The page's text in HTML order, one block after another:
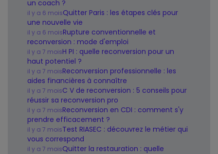
un coach ?
il y a 6 moisQuitter Paris : les étapes clés pour
une nouvelle vie
il y a 6 moisRupture conventionnelle et
reconversion : mode d'emploi
il y a 7 moisH PI : quelle reconversion pour un
haut potentiel ?
il y a 7 moisReconversion professionnelle : les
aides financières à connaître
il y a 7 moisC V de reconversion : 5 conseils pour
réussir sa reconversion pro
il y a 7 moisReconversion en CDI : comment s'y
prendre efficacement ?
il y a 7 moisTest RIASEC : découvrez le métier qui
vous correspond
il y a 7 moisQuitter la restauration : quelle